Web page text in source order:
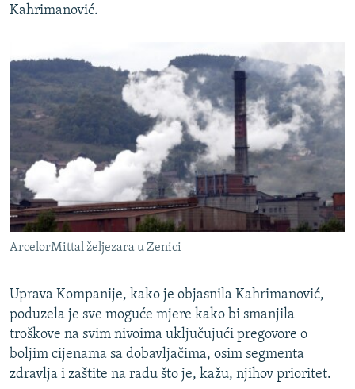
Kahrimanović.
ArcelorMittal željezara u Zenici
Uprava Kompanije, kako je objasnila Kahrimanović,
poduzela je sve moguće mjere kako bi smanjila
troškove na svim nivoima uključujući pregovore o
boljim cijenama sa dobavljačima, osim segmenta
zdravlja i zaštite na radu što je, kažu, njihov prioritet.